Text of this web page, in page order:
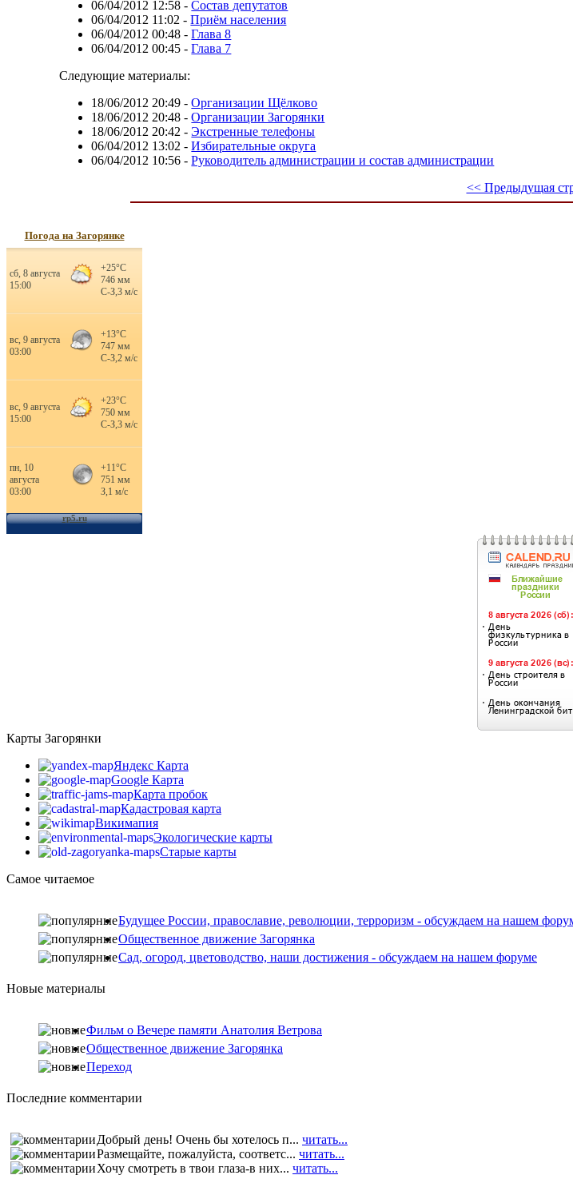
06/04/2012 12:58 -Состав депутатов
06/04/2012 11:02 -Приём населения
06/04/2012 00:48 -Глава 8
06/04/2012 00:45 -Глава 7
Следующие материалы:
18/06/2012 20:49 -Организации Щёлково
18/06/2012 20:48 -Организации Загорянки
18/06/2012 20:42 -Экстренные телефоны
06/04/2012 13:02 -Избирательные округа
06/04/2012 10:56 -Руководитель администрации и состав администрации
<< Предыдущая
Погода на Загорянке
Карты Загорянки
Яндекс Карта
Google Карта
Карта пробок
Кадастровая карта
Викимапия
Экологические карты
Старые карты
Самое читаемое
Будущее России, православие, революции, терроризм - обсуждаем на нашем
Общественное движение Загорянка
Сад, огород, цветоводство, наши достижения - обсуждаем на нашем форуме
Новые материалы
Фильм о Вечере памяти Анатолия Ветрова
Общественное движение Загорянка
Переход
Последние комментарии
Добрый день! Очень бы хотелось п... читать...
Размещайте, пожалуйста, соответс... читать...
Хочу смотреть в твои глаза-в них... читать...